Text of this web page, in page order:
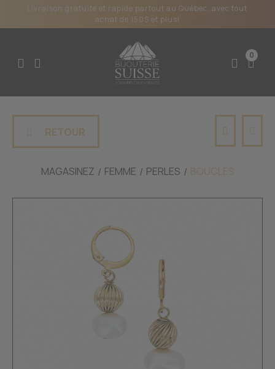
Livraison gratuite et rapide partout au Québec, avec tout
achat de 150$ et plus!
0
RETOUR
MAGASINEZ FEMME PERLES BOUCLES